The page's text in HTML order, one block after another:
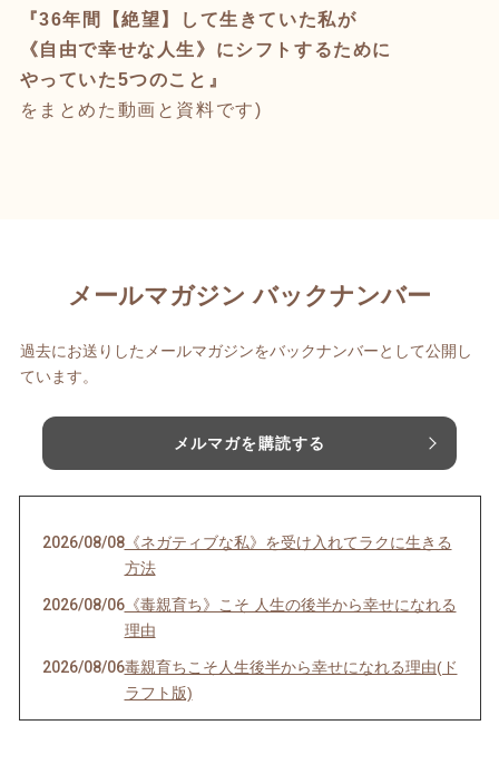
『36年間【絶望】して生きていた私が
《自由で幸せな人生》にシフトするために
やっていた5つのこと』
をまとめた動画と資料です)
メールマガジン バックナンバー
過去にお送りしたメールマガジンをバックナンバーとして公開し
ています。
メルマガを購読する
2026/08/08《ネガティブな私》を受け入れてラクに生きる
方法
2026/08/06《毒親育ち》こそ 人生の後半から幸せになれる
理由
2026/08/06毒親育ちこそ人生後半から幸せになれる理由(ド
ラフト版)